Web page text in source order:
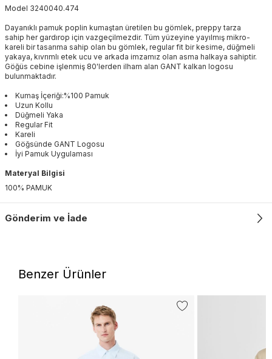
Model 3240040.474
Dayanıklı pamuk poplin kumaştan üretilen bu gömlek, preppy tarza
sahip her gardırop için vazgeçilmezdir. Tüm yüzeyine yayılmış mikro-
kareli bir tasarıma sahip olan bu gömlek, regular fit bir kesime, düğmeli
yakaya, kıvrımlı etek ucu ve arkada imzamız olan asma halkaya sahiptir.
Göğüs cebine işlenmiş 80'lerden ilham alan GANT kalkan logosu
bulunmaktadır.
Kumaş İçeriği:%100 Pamuk
Uzun Kollu
Düğmeli Yaka
Regular Fit
Kareli
Göğsünde GANT Logosu
İyi Pamuk Uygulaması
Materyal Bilgisi
100% PAMUK
Gönderim ve İade
Benzer Ürünler